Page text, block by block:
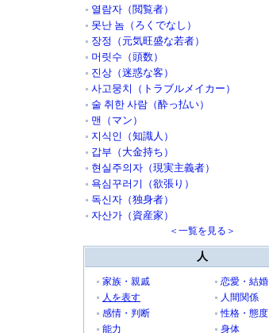
열람자（閲覧者）
못난 놈（ろくでなし）
장정（元気旺盛な若者）
머릿수（頭数）
진상（迷惑な客）
사고뭉치（トラブルメイカー）
술 취한 사람（酔っ払い）
맨（マン）
지식인（知識人）
갑부（大金持ち）
현실주의자（現実主義者）
욕심꾸러기（欲張り）
독신자（独身者）
자산가（資産家）
＜一覧を見る＞
人
家族・親戚
恋愛・結婚
人を表す
人間関係
感情・判断
性格・態度
能力
身体